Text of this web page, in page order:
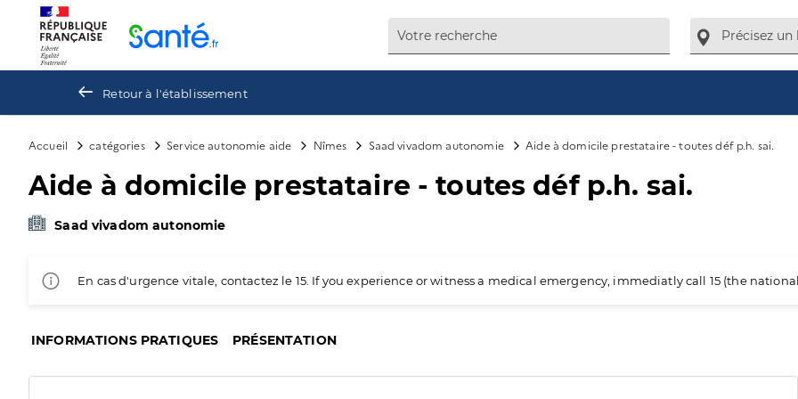
Retour à l'établissement
Accueil catégories Service autonomie aide Nîmes Saad vivadom autonomie Aide à domicile prestataire - toutes déf p.h. sai.
Aide à domicile prestataire - toutes déf p.h. sai.
Saad vivadom autonomie
En cas d'urgence vitale, contactez le 15. If you experience or witness a medical emergency, immediatly call 15 (the
INFORMATIONS PRATIQUES PRÉSENTATION
Panneau de gestion des cookies